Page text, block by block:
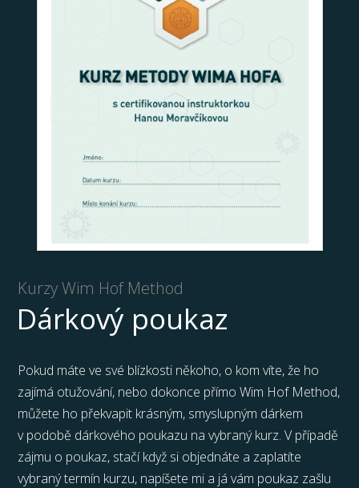
Kurzy Wim Hof Method
Dárkový poukaz
Pokud máte ve své blízkosti někoho, o kom víte, že ho
zajímá otužování, nebo dokonce přímo Wim Hof Method,
můžete ho překvapit krásným, smyslupným dárkem
v podobě dárkového poukazu na vybraný kurz. V případě
zájmu o poukaz, stačí když si objednáte a zaplatíte
vybraný termín kurzu, napíšete mi a já vám poukaz zašlu